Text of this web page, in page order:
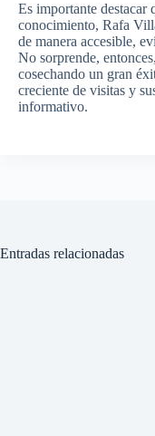
Es importante destacar
conocimiento, Rafa
de manera accesible,
No sorprende,
cosechando un gran
creciente de visitas y
informativo.
Entradas relacionadas